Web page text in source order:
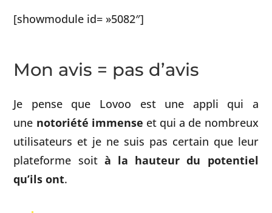
[showmodule id= »5082″]
Mon avis = pas d’avis
Je pense que Lovoo est une appli qui a
une notoriété immense et qui a de nombreux
utilisateurs et je ne suis pas certain que leur
plateforme soit à la hauteur du potentiel
qu’ils ont.